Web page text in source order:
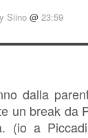
Siino @ 23:59
dalla
un break da
(io a